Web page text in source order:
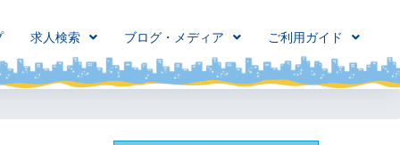
求人検索 ブログ・メディア ご利用ガイド